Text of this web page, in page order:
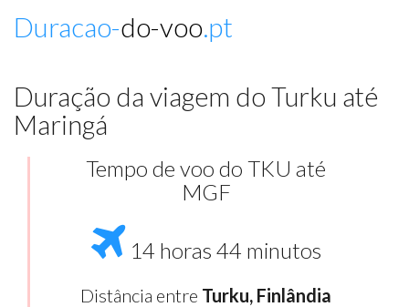
Duracao-do-voo.pt
Duração da viagem do Turku até
Maringá
Tempo de voo do TKU até
MGF
14 horas 44 minutos
Distância entre Turku, Finlândia